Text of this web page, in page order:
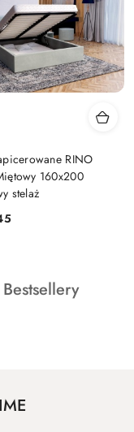
RINO
160x200
stelaż
Produkty
Bestsellery